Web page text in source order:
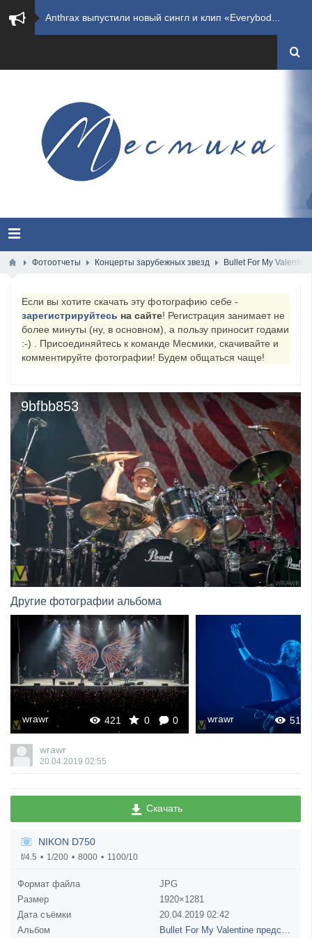
​Wacken Open Air 2027 объявил новую волну участ...
GHOST возвращаются на большие экраны с новым ко...
​Summer Breeze Open Air 2026 полностью переходи...
Всероссийский рок-фестиваль HAMMER FEST впервые...
XANDRIA представили новый сингл под названием «...
​Anthrax выпустили новый сингл и клип «Everybod...
Фотоотчеты Концерты зарубежных звезд Bullet For My
Если вы хотите скачать эту фотографию себе -
зарегистрируйтесь на сайте! Регистрация занимает не
более минуты (ну, в основном), а пользу приносит годами
:-) . Присоединяйтесь к команде Месмики, скачивайте и
комментируйте фотографии! Будем общаться чаще!
9bfbb853
Другие фотографии альбома
421 0 0
wrawr 515
wrawr
wrawr
20.04.2019 02:55
Скачать
NIKON D750
f/4.5 1/200 8000 1100/10
Формат файла
JPG
Размер
1920×1281
Дата съёмки
20.04.2019 02:42
Альбом